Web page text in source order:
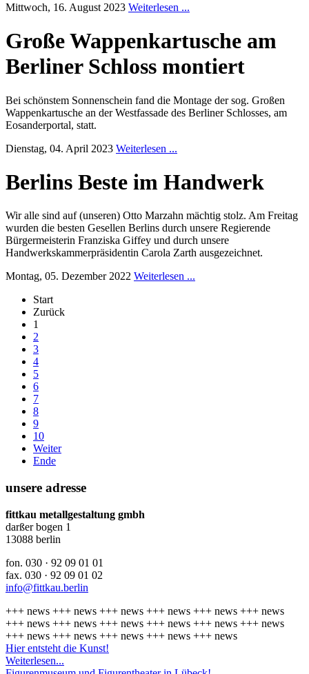
Mittwoch, 16. August 2023 Weiterlesen ...
Große Wappenkartusche am
Berliner Schloss montiert
Bei schönstem Sonnenschein fand die Montage der sog. Großen
Wappenkartusche an der Westfassade des Berliner Schlosses, am
Eosanderportal, statt.
Dienstag, 04. April 2023 Weiterlesen ...
Berlins Beste im Handwerk
Wir alle sind auf (unseren) Otto Marzahn mächtig stolz. Am Freitag
wurden die besten Gesellen Berlins durch unsere Regierende
Bürgermeisterin Franziska Giffey und durch unsere
Handwerkskammerpräsidentin Carola Zarth ausgezeichnet.
Montag, 05. Dezember 2022 Weiterlesen ...
Start
Zurück
1
2
3
4
5
6
7
8
9
10
Weiter
Ende
unsere adresse
fittkau metallgestaltung gmbh
darßer bogen 1
13088 berlin
fon. 030 · 92 09 01 01
fax. 030 · 92 09 01 02
info@fittkau.berlin
+++ news +++ news +++ news +++ news +++ news +++ news
+++ news +++ news +++ news +++ news +++ news +++ news
+++ news +++ news +++ news +++ news +++ news
Hier entsteht die Kunst!
Weiterlesen...